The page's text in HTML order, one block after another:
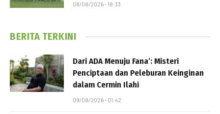
08/08/2026 - 18:33
BERITA TERKINI
Dari ADA Menuju Fana’: Misteri
Penciptaan dan Peleburan Keinginan
dalam Cermin Ilahi
09/08/2026 - 01:42